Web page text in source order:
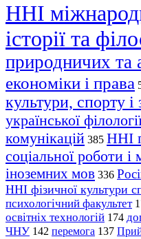
ННІ
історії та
природничих та
економіки і права
культури, спорту і
української
комунікацій 385 ННІ
соціальної роботи і
іноземних мов 336
ННІ фізичної культури
психологічний факультет
освітніх технологій 174
ЧНУ 142 перемога 137